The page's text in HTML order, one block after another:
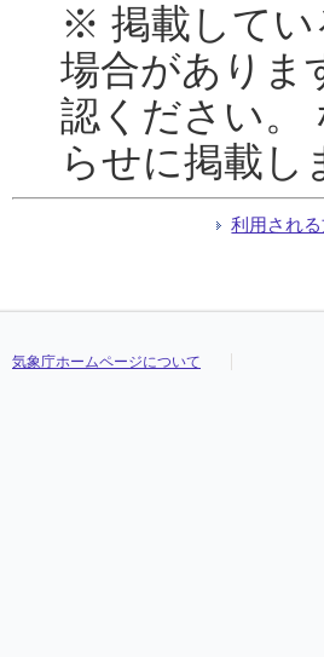
※ 掲載してい
場合がありま
認ください。
らせに掲載し
利用され
気象庁ホームページについて